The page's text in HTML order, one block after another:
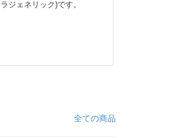
ラジェネリック)です。
全ての商品